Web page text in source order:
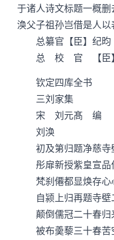
于诸人诗文标题一概
涣父子祖孙岂借是人
总纂官【臣】纪昀
总 校 官 【臣
钦定四库全书
三刘家集
宋 刘元髙 编
刘涣
初及第归题净慈寺
彤扉新授紫皇宣品
梵刹僊都显焕存心
自颍上归再题寺壁
颠倒儒冠二十春归
被布羮藜三十春苦